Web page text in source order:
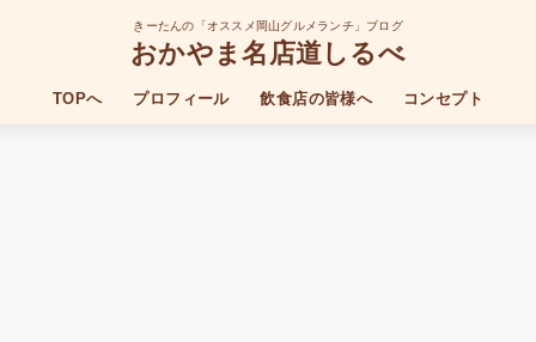
きーたんの「オススメ岡山グルメランチ」ブログ
おかやま名店道しるべ
TOPへ プロフィール 飲食店の皆様へ コンセプト